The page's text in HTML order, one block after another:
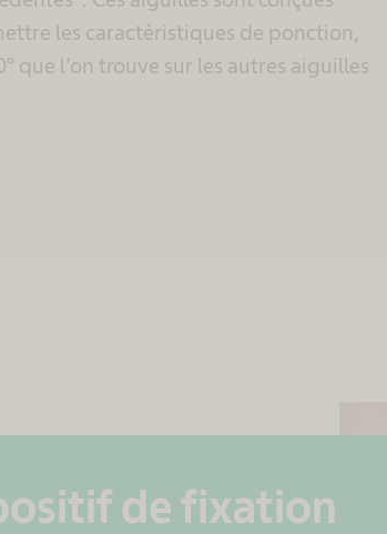
les caractéristiques de ponction,
que l’on trouve sur les autres aiguilles
de fixation